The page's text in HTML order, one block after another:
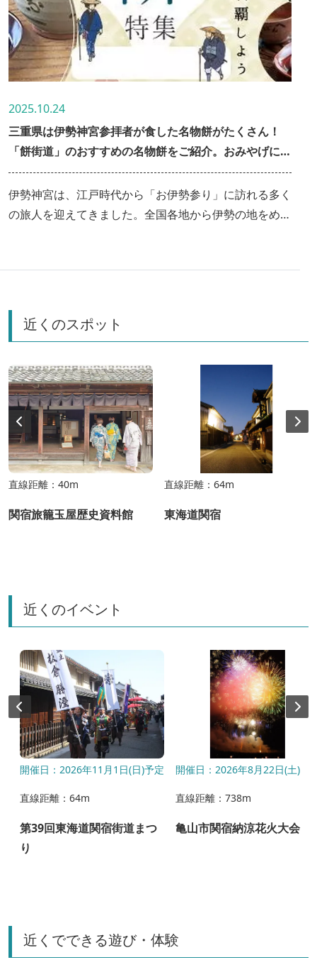
2025.10.24
三重県は伊勢神宮参拝者が食した名物餅がたくさん！
「餅街道」のおすすめの名物餅をご紹介。おみやげにお
餅はいかが？
伊勢神宮は、江戸時代から「お伊勢参り」に訪れる多く
の旅人を迎えてきました。全国各地から伊勢の地をめざ
の参宮街道は別名「餅街道」とも呼ばれ、街道沿いには
た名物餅があり、現在も多くのお店で楽しむことができ
ます。街道各地のお餅を味わい、当時の人々の旅ごころ
重の旅を楽しむことができます。
近くのスポット
直線距離：40m
関宿旅籠玉屋歴史資料館
直線距離：64m
東海道関宿
近くのイベント
開催日：2026年11月1日(日)予定
直線距離：64m
第39回東海道関宿街道まつ
り
開催日：2026年8月22日(土)
直線距離：738m
亀山市関宿納涼花火大会
近くでできる遊び・体験